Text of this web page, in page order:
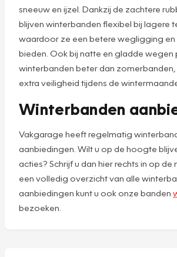
sneeuw en ijzel. Dankzij de zachtere
blijven winterbanden flexibel bij lagere
waardoor ze een betere wegligging
bieden. Ook bij natte en gladde wegen
winterbanden beter dan
extra veiligheid tijdens de
Winterbanden
Vakgarage heeft regelmatig
aanbiedingen. Wilt u op de hoogte
acties? Schrijf u dan hier rechts in op de
een volledig overzicht van alle
aanbiedingen kunt u ook onze banden
bezoeken.